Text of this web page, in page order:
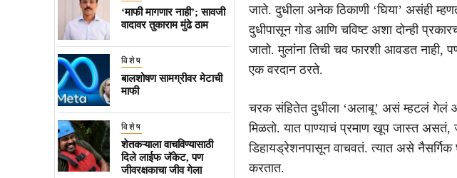
‘माफी मागणार नाही’; सावजी
वादावर तुकाराम मुंढे ठाम
विशेष
बालशोषण सामग्रीवर मेटाची
माफी
विशेष
शेतकऱ्याला वाचविण्यासाठी
दिले लाईफ जॅकेट, पण
जीवरक्षकाचा जीव गेला
जाते. दुधीला अनेक ठिकाणी ‘घिया’ असंही
दुधीपासून गोड आणि चविष्ट अशा दोन्ही
जातो. मुलांना तिची चव फारशी आवडत
एक वरदान ठरते.
चरक संहितेत दुधीला ‘अलाबू’ असं म्हटलं गेलं
मिळतो. यात पाण्याचं प्रमाण खूप जास्त असतं,
डिहायड्रेशनपासून वाचवतं. त्यात असे
करतात.